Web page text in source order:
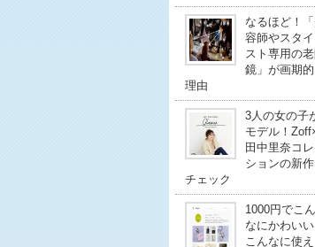
なるほど！
容師やスタイ
スト専用の
鏡」が画期
理由
3人の女の子
モデル！
田中里奈コレ
ションの新
チェック
1000円でこん
なにかわいい
こんなに使え